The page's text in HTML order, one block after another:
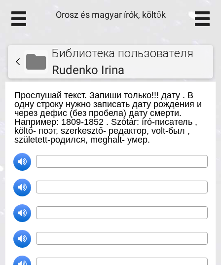
Orosz és magyar írók, költők
Библиотека пользователя
Rudenko Irina